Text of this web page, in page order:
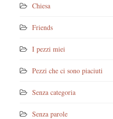
Chiesa
Friends
I pezzi miei
Pezzi che ci sono piaciuti
Senza categoria
Senza parole